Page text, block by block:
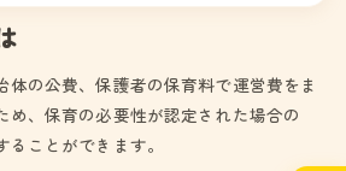
体の公費、保護者の保育料で運営費をま
め、保育の必要性が認定された場合の
ことができます。